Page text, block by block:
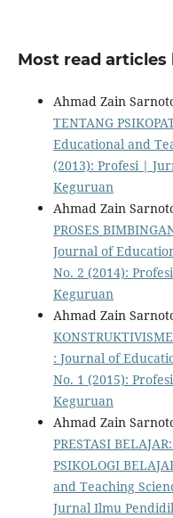
Most read articles
Ahmad Zain
TENTANG
Educational and
(2013): Profesi |
Keguruan
Ahmad Zain
PROSES
Journal of
No. 2 (2014):
Keguruan
Ahmad Zain
: Journal of
No. 1 (2015):
Keguruan
Ahmad Zain
PRESTASI
PSIKOLOGI
and Teaching
Jurnal Ilmu